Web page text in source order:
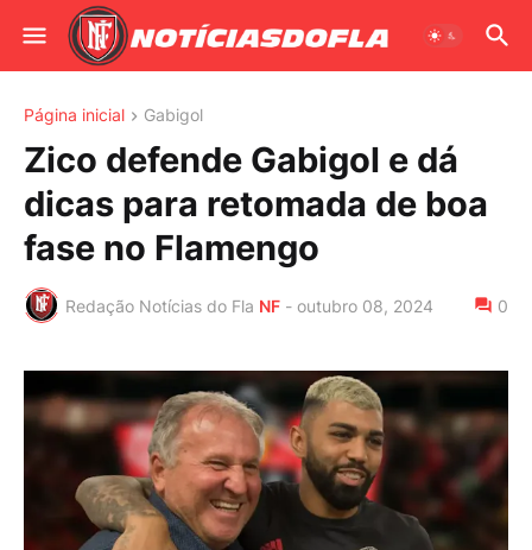
Página inicial Gabigol
Zico defende Gabigol e dá
dicas para retomada de boa
fase no Flamengo
Redação Notícias do Fla NF - outubro 08, 2024 0